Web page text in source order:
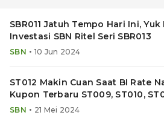
SBR011 Jatuh Tempo Hari Ini,
Investasi SBN Ritel Seri SBR013
SBN • 10 Jun 2024
ST012 Makin Cuan Saat BI Rate
Kupon Terbaru ST009, ST010,
dan SBR012
SBN • 21 Mei 2024